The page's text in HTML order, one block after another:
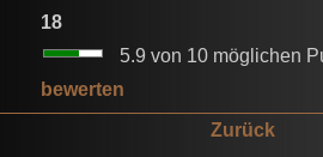
18
5.9 von 10 möglichen
bewerten
Zurück